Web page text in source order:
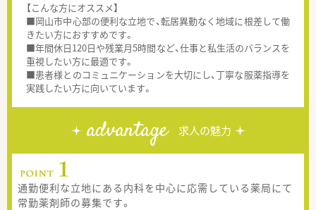
【こんな方にオススメ】
■岡山市中心部の便利な立地で、転居異動なく地域に根差して働
きたい方におすすめです。
■年間休日120日や残業月5時間など、仕事と私生活のバランスを
重視したい方に最適です。
■患者様とのコミュニケーションを大切にし、丁寧な服薬指導を
実践したい方に向いています。
advantage 求人の魅力
通勤便利な立地にある内科を中心に応需している薬局にて
常勤薬剤師の募集です。